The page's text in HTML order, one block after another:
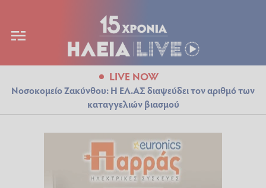
LIVE NOW
Νοσοκομείο Ζακύνθου: Η ΕΛ.ΑΣ διαψεύδει τον αριθμό των
καταγγελιών βιασμού